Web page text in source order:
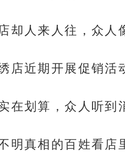
却人来人往，众人
店近期开展促销活
在划算，众人听到
明真相的百姓看店